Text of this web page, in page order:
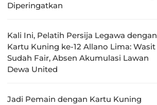
Diperingatkan
Kali Ini, Pelatih Persija Legawa dengan
Kartu Kuning ke-12 Allano Lima: Wasit
Sudah Fair, Absen Akumulasi Lawan
Dewa United
Jadi Pemain dengan Kartu Kuning